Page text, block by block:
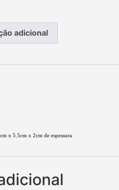
adicional
x 5.5cm x 2cm de espessura